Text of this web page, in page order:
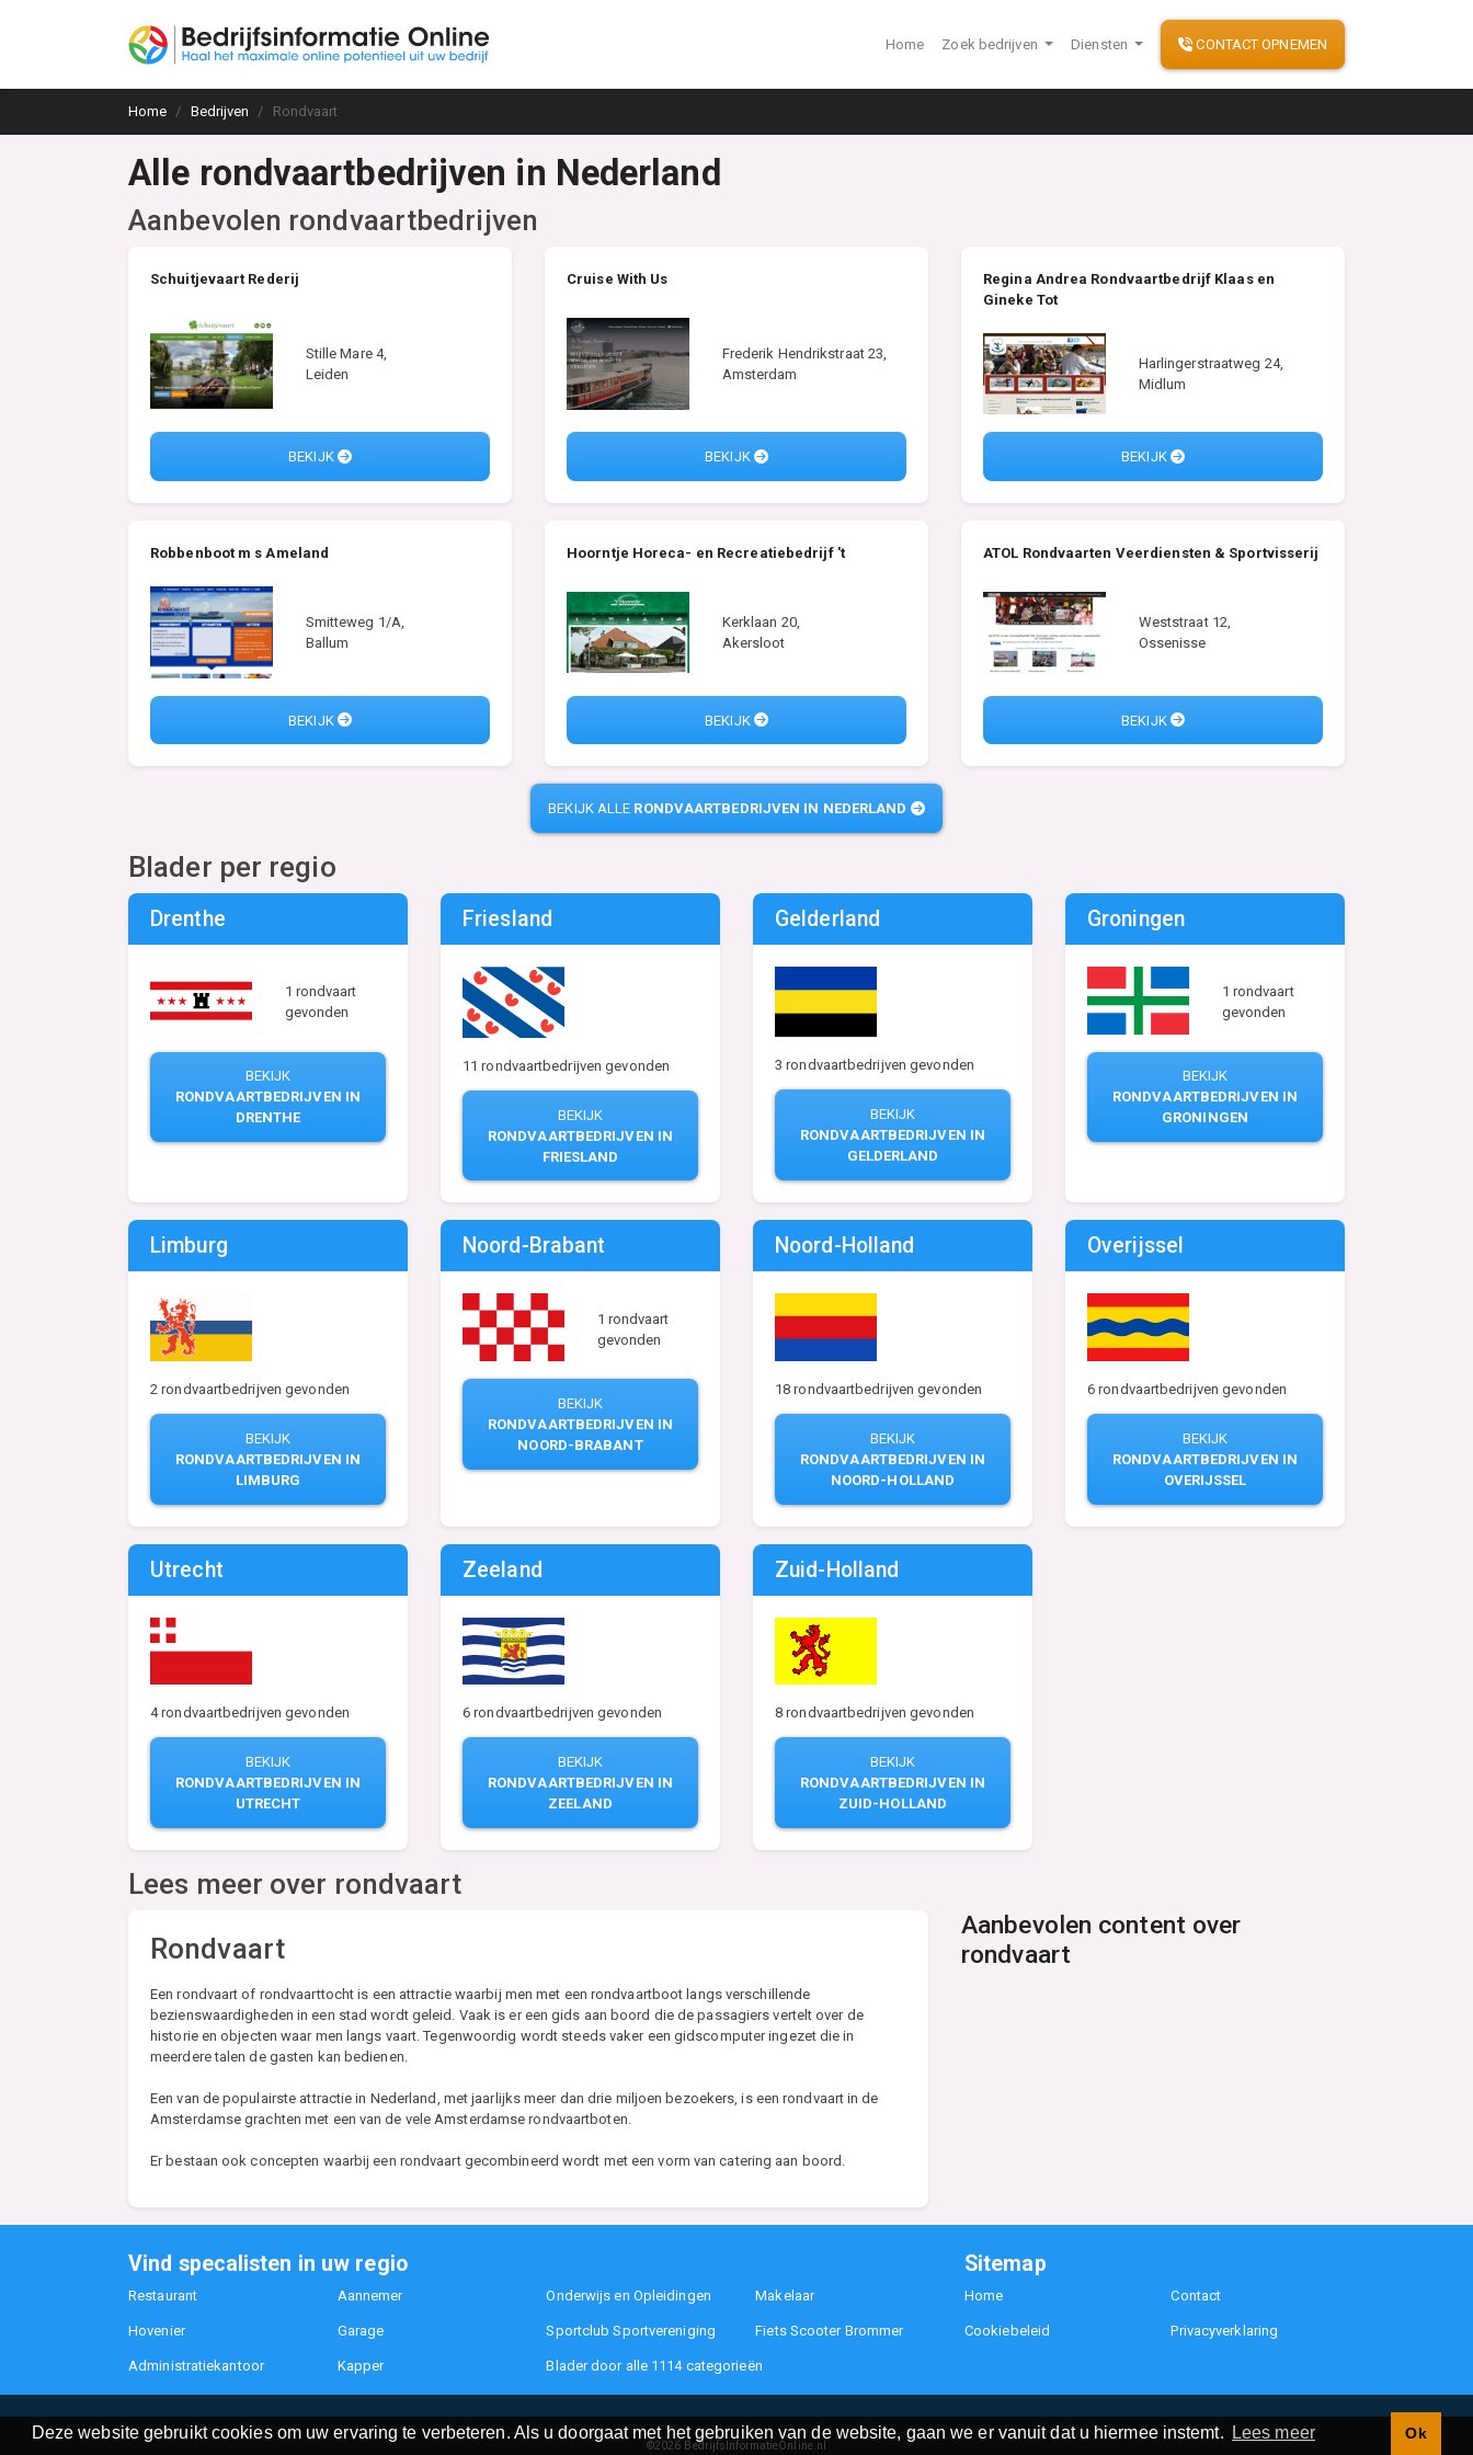
Deze website gebruikt cookies om uw ervaring te verbeteren. Als u doorgaat met het gebruiken van de website, gaan we er vanuit dat u hiermee instemt. Lees meer Ok
Home Zoek bedrijven Diensten CONTACT OPNEMEN
Home Bedrijven Rondvaart
Alle rondvaartbedrijven in Nederland
Aanbevolen rondvaartbedrijven
Schuitjevaart Rederij
Stille Mare 4,
Leiden
BEKIJK
Cruise With Us
Frederik Hendrikstraat 23,
Amsterdam
BEKIJK
Regina Andrea Rondvaartbedrijf Klaas en
Gineke Tot
Harlingerstraatweg 24,
Midlum
BEKIJK
Robbenboot m s Ameland
Smitteweg 1/A,
Ballum
BEKIJK
Hoorntje Horeca- en Recreatiebedrijf 't
Kerklaan 20,
Akersloot
BEKIJK
ATOL Rondvaarten Veerdiensten & Sportvisserij
Weststraat 12,
Ossenisse
BEKIJK
BEKIJK ALLE RONDVAARTBEDRIJVEN IN NEDERLAND
Blader per regio
Drenthe
1 rondvaart
gevonden
BEKIJK
RONDVAARTBEDRIJVEN IN
DRENTHE
Friesland
11 rondvaartbedrijven gevonden
BEKIJK
RONDVAARTBEDRIJVEN IN
FRIESLAND
Gelderland
3 rondvaartbedrijven gevonden
BEKIJK
RONDVAARTBEDRIJVEN IN
GELDERLAND
Groningen
1 rondvaart
gevonden
BEKIJK
RONDVAARTBEDRIJVEN IN
GRONINGEN
Limburg
2 rondvaartbedrijven gevonden
BEKIJK
RONDVAARTBEDRIJVEN IN
LIMBURG
Noord-Brabant
1 rondvaart
gevonden
BEKIJK
RONDVAARTBEDRIJVEN IN
NOORD-BRABANT
Noord-Holland
18 rondvaartbedrijven gevonden
BEKIJK
RONDVAARTBEDRIJVEN IN
NOORD-HOLLAND
Overijssel
6 rondvaartbedrijven gevonden
BEKIJK
RONDVAARTBEDRIJVEN IN
OVERIJSSEL
Utrecht
4 rondvaartbedrijven gevonden
BEKIJK
RONDVAARTBEDRIJVEN IN
UTRECHT
Zeeland
6 rondvaartbedrijven gevonden
BEKIJK
RONDVAARTBEDRIJVEN IN
ZEELAND
Zuid-Holland
8 rondvaartbedrijven gevonden
BEKIJK
RONDVAARTBEDRIJVEN IN
ZUID-HOLLAND
Lees meer over rondvaart
Rondvaart
Een rondvaart of rondvaarttocht is een attractie waarbij men met een rondvaartboot langs verschillende
bezienswaardigheden in een stad wordt geleid. Vaak is er een gids aan boord die de passagiers vertelt over de
historie en objecten waar men langs vaart. Tegenwoordig wordt steeds vaker een gidscomputer ingezet die in
meerdere talen de gasten kan bedienen.
Een van de populairste attractie in Nederland, met jaarlijks meer dan drie miljoen bezoekers, is een rondvaart in de
Amsterdamse grachten met een van de vele Amsterdamse rondvaartboten.
Er bestaan ook concepten waarbij een rondvaart gecombineerd wordt met een vorm van catering aan boord.
Aanbevolen content over
rondvaart
Vind specalisten in uw regio
Restaurant Aannemer Onderwijs en Opleidingen Makelaar
Hovenier Garage Sportclub Sportvereniging Fiets Scooter Brommer
Administratiekantoor Kapper Blader door alle 1114 categorieën
Sitemap
Home Contact
Cookiebeleid Privacyverklaring
©2026 BedrijfsInformatieOnline.nl